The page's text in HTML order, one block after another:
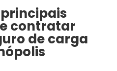
contratar
de carga